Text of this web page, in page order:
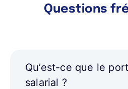
Questions
Qu’est-ce que le
salarial ?